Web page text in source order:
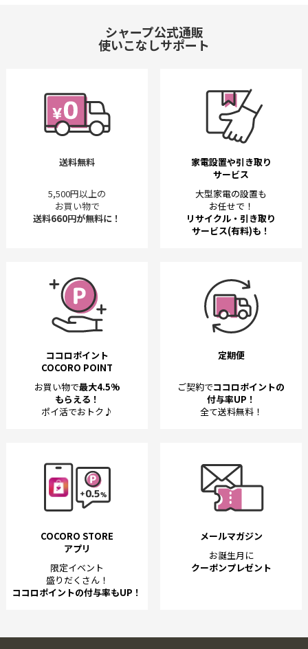
シャープ公式通販
使いこなしサポート
送料無料
5,500円以上の
お買い物で
送料660円が無料に！
家電設置や引き取り
サービス
大型家電の設置も
お任せで！
リサイクル・引き取り
サービス(有料)も！
ココロポイント
COCORO POINT
お買い物で最大4.5%
もらえる！
ポイ活でおトク♪
定期便
ご契約でココロポイントの
付与率UP！
全て送料無料！
COCORO STORE
アプリ
限定イベント
盛りだくさん！
ココロポイントの付与率もUP！
メールマガジン
お誕生月に
クーポンプレゼント